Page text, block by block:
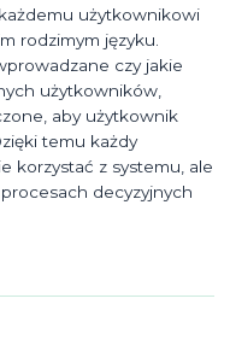
użytkownikowi
rodzimym języku.
czy jakie
użytkowników,
aby użytkownik
temu każdy
korzystać z systemu, ale
decyzyjnych